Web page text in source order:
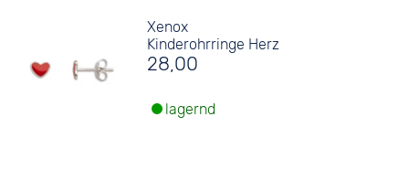
Xenox
Kinderohrringe Herz
28,00
lagernd